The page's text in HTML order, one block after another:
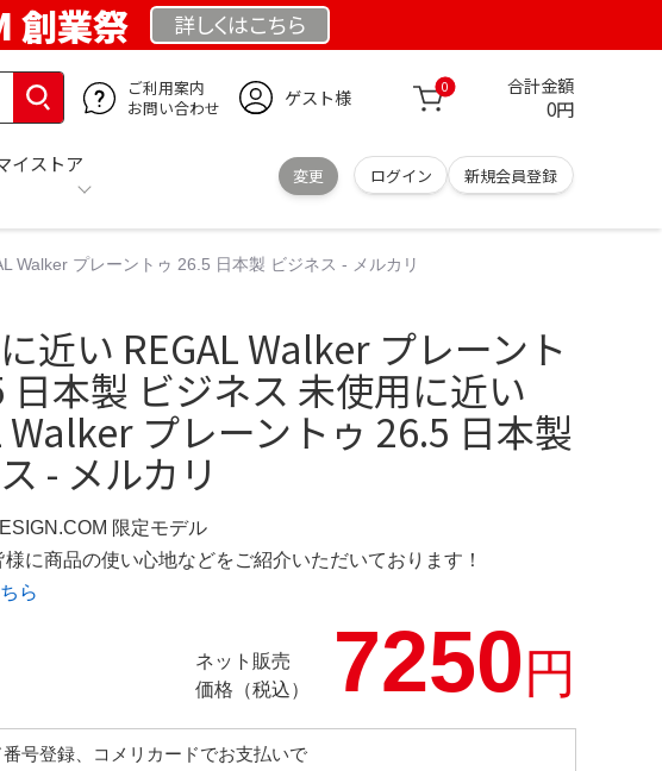
創業祭 詳しくはこちら
ご利用案内
お問い合わせ
ゲスト様 0 合計金額
0円
イストア
変更 ログイン 新規会員登録
Walker プレーントゥ 26.5 日本製 ビジネス - メルカリ
近い REGAL Walker プレーント
日本製 ビジネス 未使用に近い
Walker プレーントゥ 26.5 日本製
- メルカリ
限定モデル
に商品の使い心地などをご紹介いただいております！
ら
ネット販売
価格（税込）
7250円
号登録、コメリカードでお支払いで